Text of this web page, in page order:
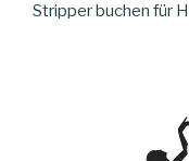
Stripper buchen für